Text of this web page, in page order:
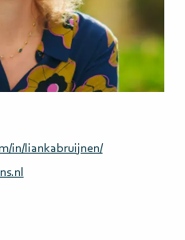
in/liankabruijnen/